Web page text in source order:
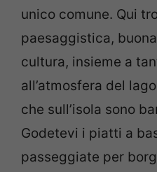
unico comune. Qui
paesaggistica,
cultura, insieme a
all’atmosfera del
che sull’isola sono
Godetevi i piatti a
passeggiate per